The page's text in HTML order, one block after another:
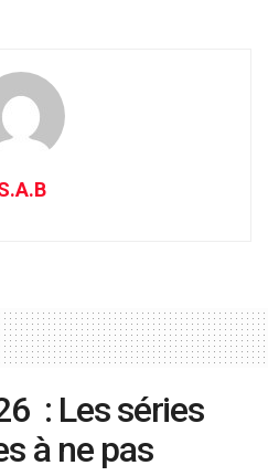
: Les séries
à ne pas